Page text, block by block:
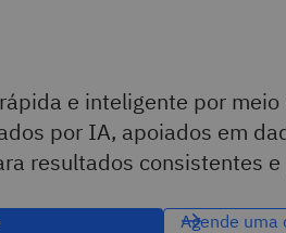
e inteligente por
por IA, apoiados em
resultados consistentes
Agende